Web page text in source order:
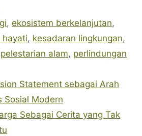
,ekosistem berkelanjutan,
hayati, kesadaran lingkungan,
pelestarian alam, perlindungan
Statement sebagai Arah
Sosial Modern
Sebagai Cerita yang Tak